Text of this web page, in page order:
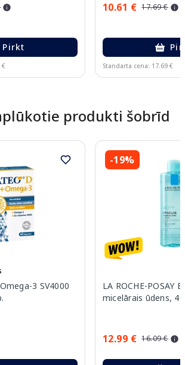
Pirkt
€
10.61 € 17.69 €
Standarta cena: 17.69 €
produkti šobrīd
3 SV4000
-19%
LA ROCHE-POSAY
micelārais ūdens,
12.99 € 16.09 €